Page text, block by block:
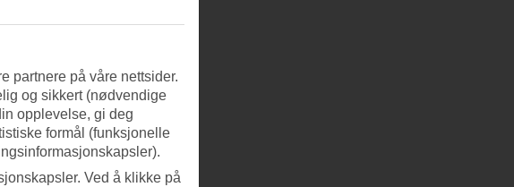
partnere på våre nettsider.
og sikkert (nødvendige
opplevelse, gi deg
formål (funksjonelle
Ved å klikke på